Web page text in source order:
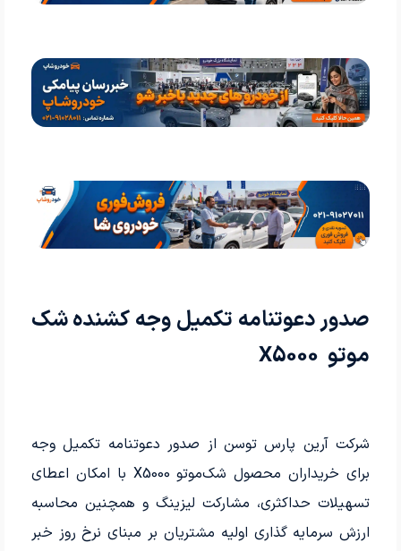
صدور دعوتنامه تکمیل وجه کشنده شک
موتو X5000
شرکت آرین پارس توسن از صدور دعوتنامه تکمیل وجه
برای خریداران محصول شک‌موتو X5000 با امکان اعطای
تسهیلات حداکثری، مشارکت لیزینگ و همچنین محاسبه
ارزش سرمایه‎ گذاری اولیه مشتریان بر مبنای نرخ روز خبر